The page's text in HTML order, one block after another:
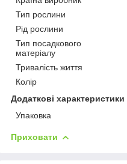
Тип рослини
Рід рослини
Тип посадкового
матеріалу
Тривалість життя
Колір
Додаткові характеристики
Упаковка
Приховати